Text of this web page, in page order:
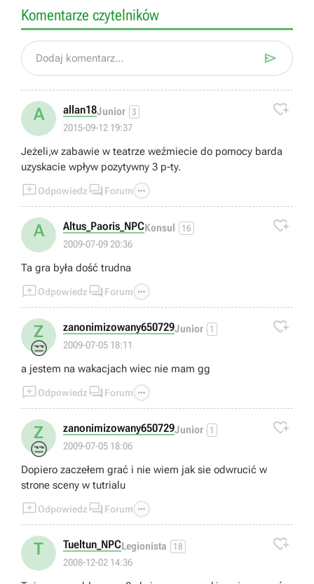
Komentarze czytelników
Dodaj komentarz... 
A allan18Junior 3
2015-09-12 19:37

Jeżeli,w zabawie w teatrze weźmiecie do pomocy barda
uzyskacie wpływ pozytywny 3 p-ty.
Odpowiedz  Forum 
A Altus_Paoris_NPCKonsul 16
2009-07-09 20:36

Ta gra była dość trudna
Odpowiedz  Forum 
Z
😒
zanonimizowany650729Junior 1
2009-07-05 18:11

a jestem na wakacjach wiec nie mam gg
Odpowiedz  Forum 
Z
😒
zanonimizowany650729Junior 1
2009-07-05 18:06

Dopiero zaczełem grać i nie wiem jak sie odwrucić w
strone sceny w tutrialu
Odpowiedz  Forum 
T Tueltun_NPCLegionista 18
2008-12-02 14:36
